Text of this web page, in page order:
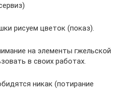
рисуем цветок (показ).
на элементы гжельской
в своих работах.
никак (потирание